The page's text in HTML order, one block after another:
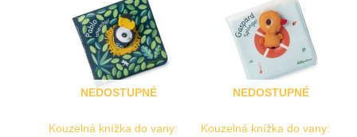
NEDOSTUPNÉ
Kouzelná knížka do vany:
NEDOSTUPNÉ
Kouzelná knížka do vany: